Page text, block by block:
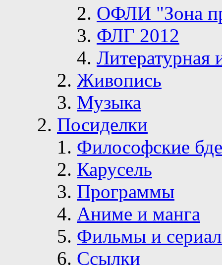
ОФЛИ "Зона
ФЛГ 2012
Живопись
Музыка
Посиделки
Философские
Карусель
Программы
Аниме и манга
Фильмы и
Ссылки